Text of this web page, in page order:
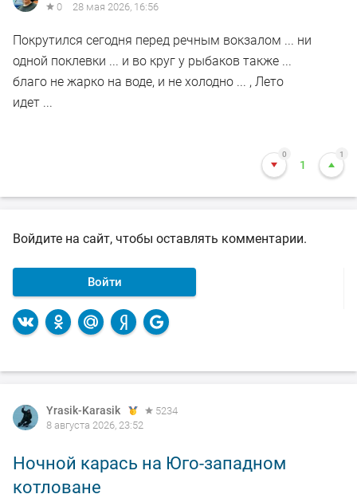
0 28 мая 2026, 16:56
Покрутился сегодня перед речным вокзалом ... ни
одной поклевки ... и во круг у рыбаков также ...
благо не жарко на воде, и не холодно ... , Лето
идет ...
0
1
1
Войдите на сайт, чтобы оставлять комментарии.
Войти
Yrasik-Karasik
5234
8 августа 2026, 23:52
Ночной карась на Юго-западном
котловане